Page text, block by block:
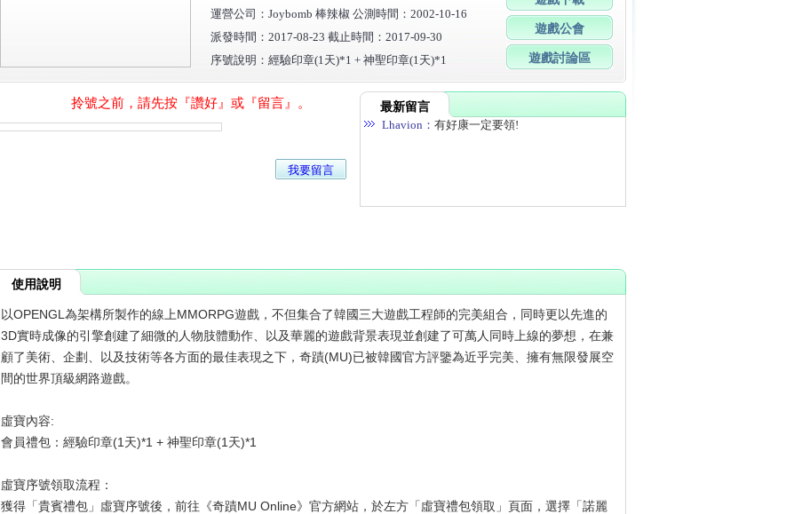
運營公司：Joybomb 棒辣椒 公測時間：2002-10-16
派發時間：2017-08-23 截止時間：2017-09-30
序號說明：經驗印章(1天)*1 + 神聖印章(1天)*1
遊戲公會
遊戲討論區
拎號之前，請先按『讚好』或『留言』。
我要留言
最新留言
Lhavion： 有好康一定要領!
使用說明
以OPENGL為架構所製作的線上MMORPG遊戲，不但集合了韓國三大遊戲工程師的完美組合，同時更以先進的
3D實時成像的引擎創建了細微的人物肢體動作、以及華麗的遊戲背景表現並創建了可萬人同時上線的夢想，在兼
顧了美術、企劃、以及技術等各方面的最佳表現之下，奇蹟(MU)已被韓國官方評鑒為近乎完美、擁有無限發展空
間的世界頂級網路遊戲。
虛寶內容:
會員禮包：經驗印章(1天)*1 + 神聖印章(1天)*1
虛寶序號領取流程：
獲得「貴賓禮包」虛寶序號後，前往《奇蹟MU Online》官方網站，於左方「虛寶禮包領取」頁面，選擇「諾麗